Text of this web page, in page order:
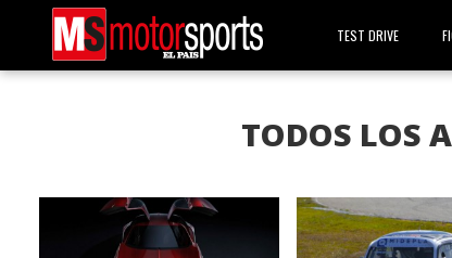
TEST DRIVE
TODOS LOS